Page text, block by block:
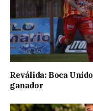
Reválida: Boca
ganador